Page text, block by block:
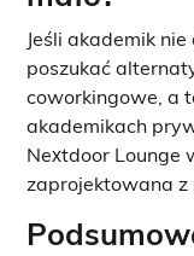
Jeśli akademik
poszukać
coworkingowe, a
akademikach
Nextdoor Lounge
zaprojektowana z